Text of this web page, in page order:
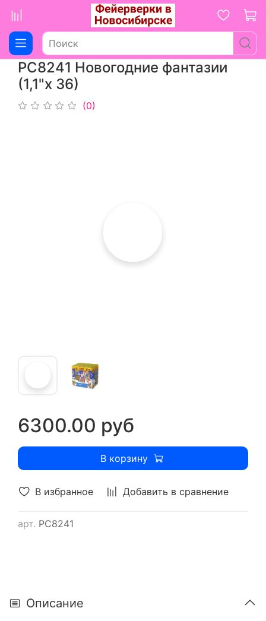
РС8241 Новогодние фантазии
(1,1"х 36)
(0)
В избранное Добавить в сравнение
арт. РС8241
6300.00 руб
В корзину
Описание